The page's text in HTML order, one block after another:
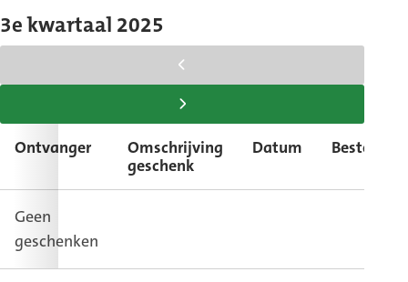
3e kwartaal 2025
naar
links
tabel
rechts
Ontvanger
Omschrijving
geschenk
Datum
Geen
geschenken